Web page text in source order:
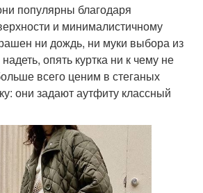
популярны благодаря
и минималистичному
ни дождь, ни муки выбора из
опять куртка ни к чему не
всего ценим в стеганых
они задают аутфиту классный